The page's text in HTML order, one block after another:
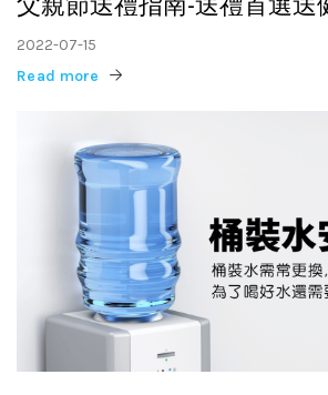
2022-07-15
Read more